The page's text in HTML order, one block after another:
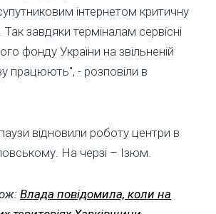
інтернетом критичну
Так завдяки терміналам сервісні
фонду України на звільненій
працюють", - розповіли в
відновили роботу центри в
На черзі – Ізюм.
Влада повідомила, коли на